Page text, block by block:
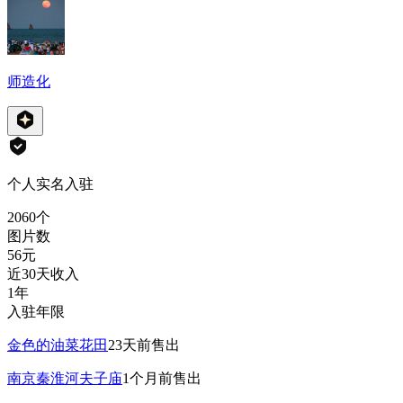
师造化
个人实名入驻
2060个
图片数
56元
近30天收入
1年
入驻年限
金色的油菜花田 23天前售出
南京秦淮河夫子庙1个月前售出